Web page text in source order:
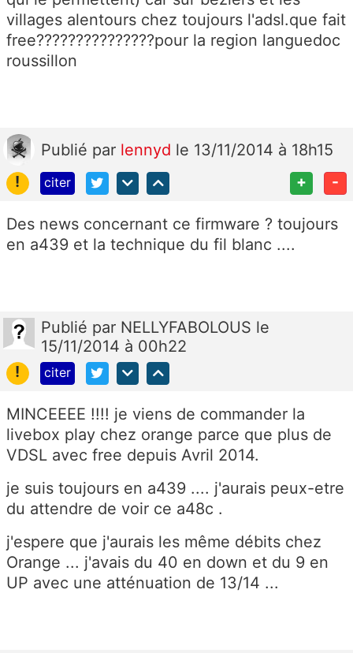
villages alentours chez toujours l'adsl.que fait
free???????????????pour la region languedoc
roussillon
Publié par lennyd le 13/11/2014 à 18h15
!
citer + -
Des news concernant ce firmware ? toujours
en a439 et la technique du fil blanc ....
Publié par NELLYFABOLOUS le
15/11/2014 à 00h22
!
citer
MINCEEEE !!!! je viens de commander la
livebox play chez orange parce que plus de
VDSL avec free depuis Avril 2014.
je suis toujours en a439 .... j'aurais peux-etre
du attendre de voir ce a48c .
j'espere que j'aurais les même débits chez
Orange ... j'avais du 40 en down et du 9 en
UP avec une atténuation de 13/14 ...